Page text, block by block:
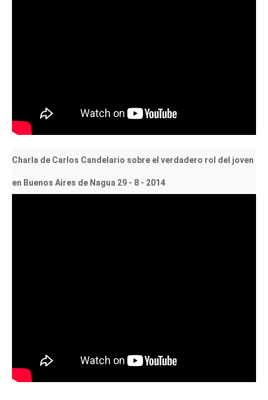
Charla de Carlos Candelario sobre el verdadero rol del joven
en Buenos Aires de Nagua 29 - 8 - 2014